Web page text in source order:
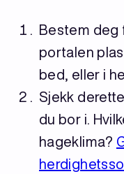
Bestem deg
portalen
bed, eller i
Sjekk
du bor i.
hageklima?